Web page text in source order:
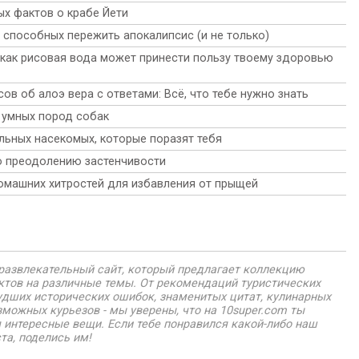
которые дают представление о его художественном
видении и подходе к жизни.
важных культурных достопримечательностей Испании.
фактов о крабе Йети
способных пережить апокалипсис (и не только)
рисовая вода может принести пользу твоему здоровью
об алоэ вера с ответами: Всё, что тебе нужно знать
пород собак
насекомых, которые поразят тебя
преодолению застенчивости
хитростей для избавления от прыщей
сайт, который предлагает коллекцию
на различные темы. От рекомендаций туристических
исторических ошибок, знаменитых цитат, кулинарных
курьезов - мы уверены, что на 10super.com ты
вещи. Если тебе понравился какой-либо наш
поделись им!